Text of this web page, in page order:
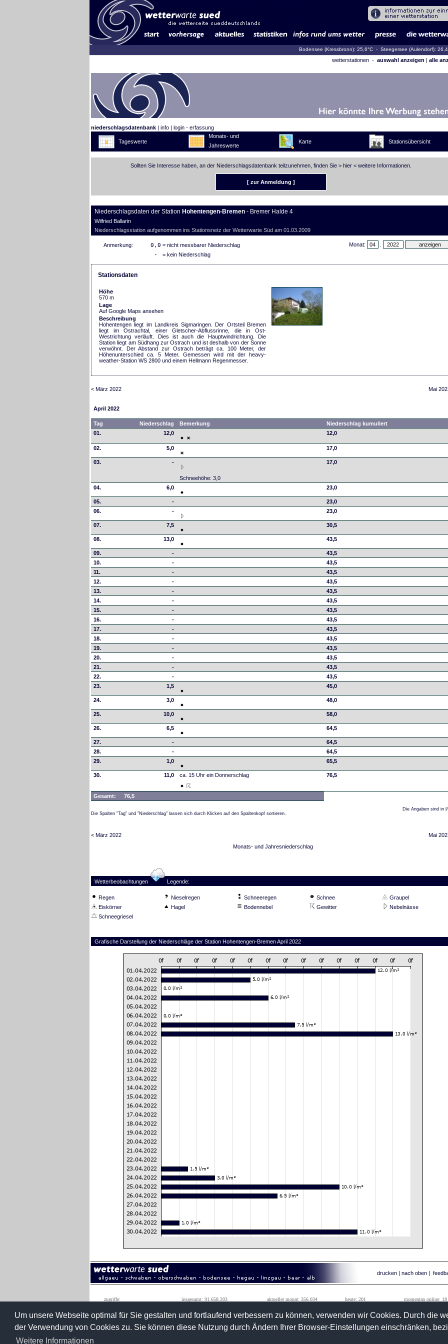
Um unsere Webseite optimal für Sie gestalten und fortlaufend verbessern zu können, verwenden wir Cookies. Durch die
der Verwendung von Cookies zu. Sie können diese Nutzung durch Ändern Ihrer Browser-Einstellungen einschränken,
Weitere Informationen
Bodensee (Kressbronn): 25,6°C - Steegersee (Aulendorf):
wetterstationen - auswahl anzeigen | alle
niederschlagsdatenbank| info| login - erfassung
Tageswerte
Monats- und
Jahreswerte
Karte Stationsübersicht
Sollten Sie Interesse haben, an der Niederschlagsdatenbank teilzunehmen, finden Sie > hier< weitere Informationen.
[ zur Anmeldung ]
Niederschlagsdaten der Station Hohentengen-Bremen- Bremer Halde 4
Wilfried Ballarin
Niederschlagsstation aufgenommen ins Stationsnetz der Wetterwarte Süd am 01.03.2009
Monat:
Anmerkung: 0,0 = nicht messbarer Niederschlag
- = kein Niederschlag
Stationsdaten
Höhe
570 m
Lage
Auf Google Maps ansehen
Beschreibung
Hohentengen liegt im Landkreis Sigmaringen. Der Ortsteil Bremen
liegt im Ostrachtal, einer Gletscher-Abflussrinne, die in Ost-
Westrichtung verläuft. Dies ist auch die Hauptwindrichtung. Die
Station liegt am Südhang zur Ostrach und ist deshalb von der Sonne
verwöhnt. Der Abstand zur Ostrach beträgt ca. 100 Meter, der
Höhenunterschied ca. 5 Meter. Gemessen wird mit der heavy-
weather-Station WS 2800 und einem Hellmann Regenmesser.
< März 2022 Mai
April 2022
Tag Niederschlag Bemerkung
Niederschlag kumuliert
01.
12,0 12,0
02. 5,0 17,0
03. -
Schneehöhe: 3,0
17,0
04. 6,0 23,0
05. -
23,0
06.
- 23,0
07. 7,5 30,5
08. 13,0 43,5
09. -
43,5
10.
-
43,5
11.
-
43,5
12.
-
43,5
13.
-
43,5
14.
-
43,5
15.
-
43,5
16.
-
43,5
17.
-
43,5
18.
-
43,5
19.
-
43,5
20.
-
43,5
21.
-
43,5
22.
-
43,5
23.
1,5 45,0
24. 3,0 48,0
25. 10,0 58,0
26. 6,5 64,5
27. -
64,5
28.
-
64,5
29.
1,0 65,5
30. 11,0 ca. 15 Uhr ein Donnerschlag 76,5
Gesamt: 76,5
Die Spalten "Tag" und "Niederschlag" lassen sich durch Klicken auf den Spaltenkopf sortieren.
Die Angaben sind in l/
< März 2022
Mai
Monats- und Jahresniederschlag
Wetterbeobachtungen Legende:
Regen Nieselregen Schneeregen Schnee
Graupel
Eiskörner
Hagel Bodennebel Gewitter
Nebelnässe
Schneegriesel
Grafische Darstellung der Niederschläge der Station Hohentengen-Bremen April 2022
drucken| nach oben|
zugriffe: insgesamt: 91.658.203 aktueller monat: 356.034 heute: 201
momentan online: 18